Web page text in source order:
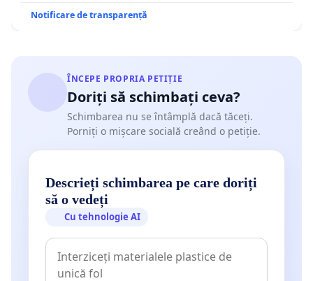
Notificare de transparență
ÎNCEPE PROPRIA PETIȚIE
Doriți să schimbați ceva?
Schimbarea nu se întâmplă dacă tăceți.
Porniți o mișcare socială creând o petiție.
Descrieți schimbarea pe care doriți
să o vedeți
Cu tehnologie AI